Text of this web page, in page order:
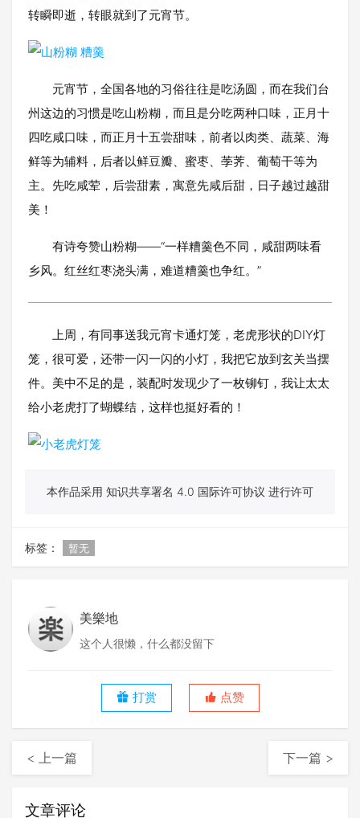
转瞬即逝，转眼就到了元宵节。
元宵节，全国各地的习俗往往是吃汤圆，而在我们台
州这边的习惯是吃山粉糊，而且是分吃两种口味，正月十
四吃咸口味，而正月十五尝甜味，前者以肉类、蔬菜、海
鲜等为辅料，后者以鲜豆瓣、蜜枣、荸荠、葡萄干等为
主。先吃咸荤，后尝甜素，寓意先咸后甜，日子越过越甜
美！
有诗夸赞山粉糊——“一样糟羹色不同，咸甜两味看
乡风。红丝红枣浇头满，难道糟羹也争红。”
上周，有同事送我元宵卡通灯笼，老虎形状的DIY灯
笼，很可爱，还带一闪一闪的小灯，我把它放到玄关当摆
件。美中不足的是，装配时发现少了一枚铆钉，我让太太
给小老虎打了蝴蝶结，这样也挺好看的！
本作品采用 知识共享署名 4.0 国际许可协议 进行许可
标签： 暂无
美樂地
这个人很懒，什么都没留下
打赏 点赞
< 上一篇 下一篇 >
文章评论